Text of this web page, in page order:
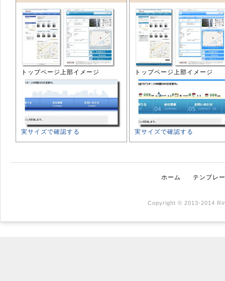
トップページ上部イメージ
実サイズで確認する
トップページ上部イメージ
実サイズで確認する
ホーム テンプレ
Copyright © 2013-2014